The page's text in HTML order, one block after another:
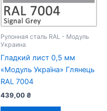
Рулонная сталь RAL - Модуль
Украина
Гладкий лист 0,5 мм
«Модуль Україна» Глянець
RAL 7004
439,00 ₴